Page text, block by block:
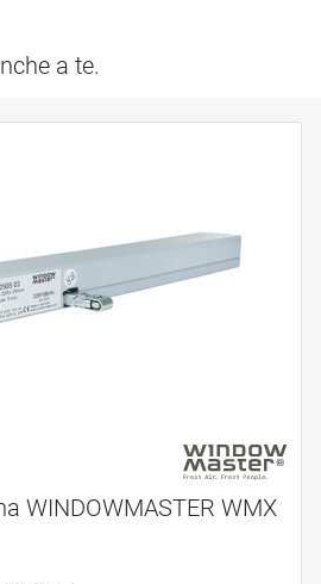
a te.
WINDOWMASTER WMX